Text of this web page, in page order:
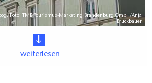
Foto: TMB Tourismus-Marketing Brandenburg GmbH/Anja
Bruckbauer
weiterlesen